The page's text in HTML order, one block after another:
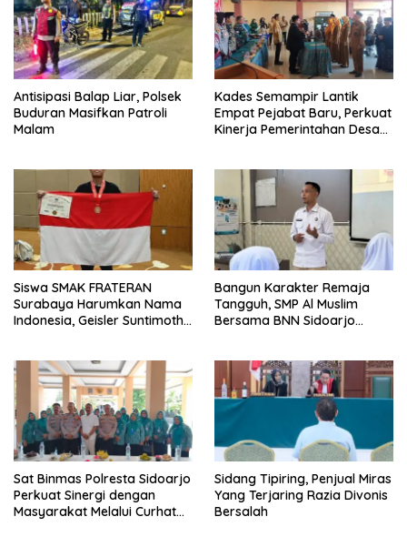
Antisipasi Balap Liar, Polsek
Buduran Masifkan Patroli
Malam
Kades Semampir Lantik
Empat Pejabat Baru, Perkuat
Kinerja Pemerintahan Desa
Siswa SMAK FRATERAN
Surabaya Harumkan Nama
Indonesia, Geisler Suntimothy
Bangun Karakter Remaja
Tangguh, SMP Al Muslim
Bersama BNN Sidoarjo
Sat Binmas Polresta Sidoarjo
Perkuat Sinergi dengan
Masyarakat Melalui Curhat
Sidang Tipiring, Penjual Miras
Yang Terjaring Razia Divonis
Bersalah